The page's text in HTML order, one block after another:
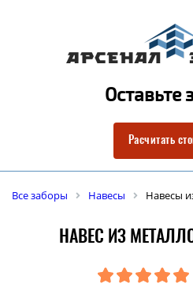
Оставьте
Расчитать
Все заборы Навесы Навесы
НАВЕС ИЗ